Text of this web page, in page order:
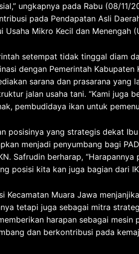
ungkapnya pada Rabu (08/11/
pada Pendapatan Asli
Usaha Mikro Kecil dan Menengah
setempat tidak tinggal diam
dengan Pemerintah
sarana dan prasarana yang
jalan usaha tani. “Kami juga
pembudidaya ikan untuk
posisinya yang strategis dekat
menjadi penyumbang bagi
Safrudin berharap,
posisi kita kan juga bagian dari
Kecamatan Muara Jawa
tetapi juga sebagai mitra
harapan sebagai
dan berkontribusi pada